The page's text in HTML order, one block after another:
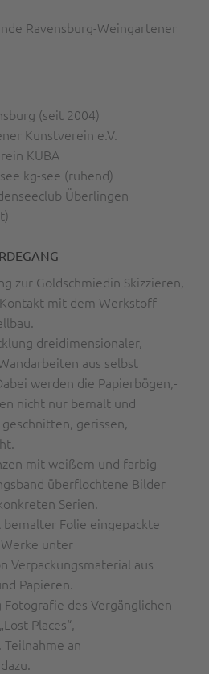
Ravensburg-Weingartener
(seit 2004)
Kunstverein e.V.
KUBA
kg-see (ruhend)
Überlingen
zur Goldschmiedin Skizzieren,
mit dem Werkstoff
dreidimensionaler,
aus selbst
werden die Papierbögen,-
nicht nur bemalt und
gerissen,
mit weißem und farbig
überflochtene Bilder
Serien.
Folie eingepackte
unter
Verpackungsmaterial aus
Papieren.
Fotografie des Vergänglichen
Places“,
Teilnahme an